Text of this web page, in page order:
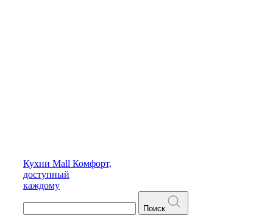
Кухни Mall Комфорт,
доступный
каждому
Поиск